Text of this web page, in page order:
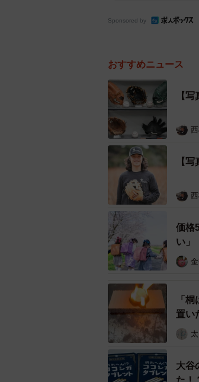
革の色
片山さんは福岡県出
のドップリーグ・ブ
猪革の存在を知った
一部の方が手袋や
うことをSNSで知っ
れは野球のグラブに
Sponsored by
おすすめニュース
【
【
価格
い」
「
置い
大谷
た！